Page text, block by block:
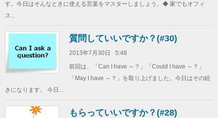
す。今日はそんなときに使える言葉をマスターしましょう。◆ 家でもオフィ
ス...
質問していいですか？(#30)
2013年7月30日
5:48
前回は、「Can I have ～？」「Could I have ～？」
「May I have ～？」を取り上げました。今日はその続
きになります。 今日...
もらっていいですか？(#28)